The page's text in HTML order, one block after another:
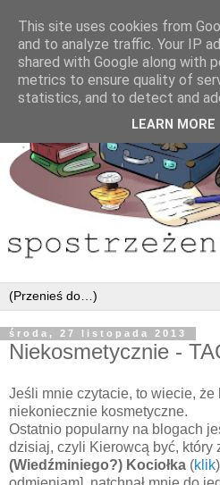
środa, 27 listopada 2013
Niekosmetycznie -
Jeśli mnie czytacie, to wiecie,
niekoniecznie kosmetyczne.
Ostatnio popularny na blogach
dzisiaj, czyli Kierowcą być, który
(Wiedźminiego?) Kociołka (klik
This site uses cookies from
and to analyze traffic. Your IP
shared with Google along with
metrics to ensure quality of
statistics, and to detect and
LEARN MORE